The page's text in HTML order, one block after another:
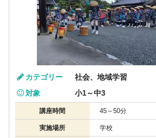
カテゴリー
社会、地域学習
対象
小1～中3
講座時間 45～50分
実施場所 学校